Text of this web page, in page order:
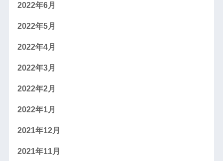
2022年6月
2022年5月
2022年4月
2022年3月
2022年2月
2022年1月
2021年12月
2021年11月